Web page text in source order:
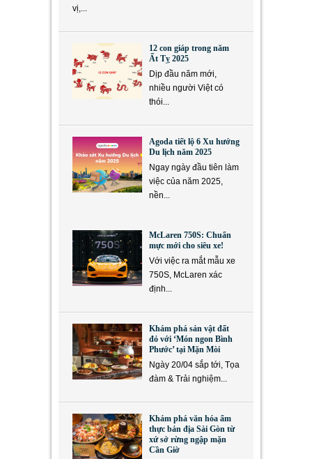
vị,...
12 con giáp trong năm
Ất Tỵ 2025
Dịp đầu năm mới,
nhiều người Việt có
thói...
Agoda tiết lộ 6 Xu hướng
Du lịch năm 2025
Ngay ngày đầu tiên làm
việc của năm 2025,
nền...
McLaren 750S: Chuẩn
mực mới cho siêu xe!
Với việc ra mắt mẫu xe
750S, McLaren xác
định...
Khám phá sản vật đất
đỏ với ‘Món ngon Bình
Phước’ tại Mặn Mòi
Ngày 20/04 sắp tới, Tọa
đàm & Trải nghiệm...
Khám phá văn hóa ẩm
thực bản địa Sài Gòn từ
xứ sở rừng ngập mặn
Cần Giờ